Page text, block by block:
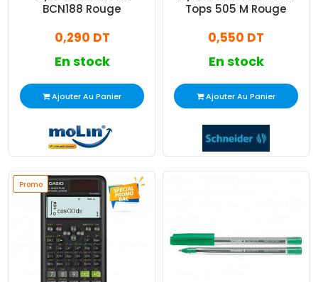
BCN188 Rouge
0,290 DT
En stock
Ajouter Au Panier
Tops 505 M Rouge
0,550 DT
En stock
Ajouter Au Panier
Promo